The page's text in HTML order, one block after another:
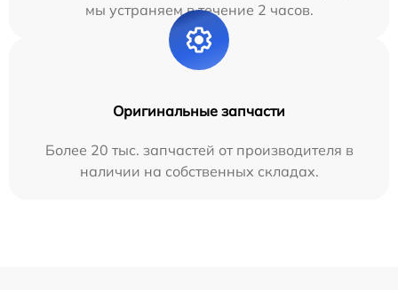
мы устраняем в течение 2 часов.
Оригинальные запчасти
Более 20 тыс. запчастей от производителя в
наличии на собственных складах.